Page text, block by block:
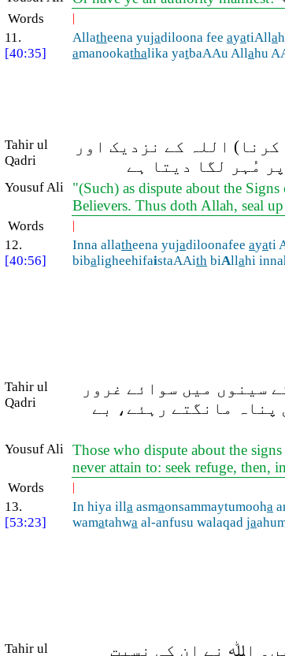
Words |
11.
[40:35]
Allatheena yujadiloona fee ayatiAlla
amanookathalika yatbaAAu Allahu
Tahir ul
Qadri
اللہ کے نزدیک اور
مُہر لگا دیتا ہے
Yousuf Ali
"(Such) as dispute about the
Believers. Thus doth Allah, seal
Words |
12.
[40:56]
Inna allatheena yujadiloonafee ayati
bibaligheehifaistaAAith biAllahi
Tahir ul
Qadri
سینوں میں سوائے غرور
پناہ مانگتے رہئے، بے
Yousuf Ali Those who dispute about the
never attain to: seek refuge, then,
Words |
13.
[53:23]
In hiya illa asmaonsammaytumooha
wamatahwa al-anfusu walaqad ja
Tahir ul اﷲ نے ان کی نسبت